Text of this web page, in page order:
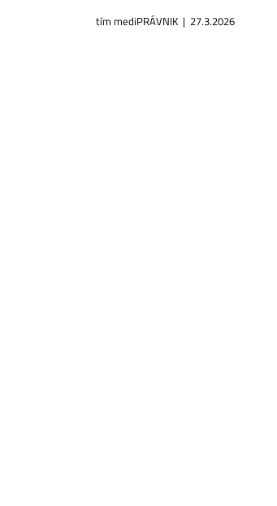
tím mediPRÁVNIK | 27.3.2026